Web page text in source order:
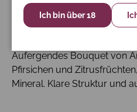
12er Paket frei Haus.
Aufergendes Bouquet von
Pfirsichen und
Mineral. Klare Struktur und
Ich bin über 18